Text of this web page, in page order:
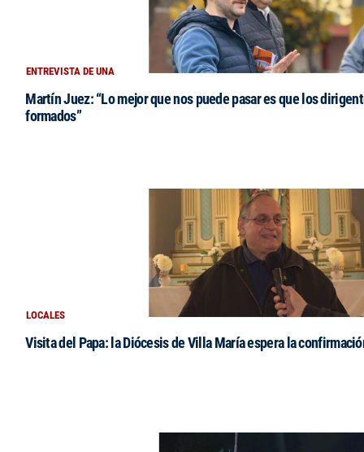
ENTREVISTA DE UNA
Martín Juez: “Lo mejor que nos puede pasar es que los
formados”
LOCALES
Visita del Papa: la Diócesis de Villa María espera la